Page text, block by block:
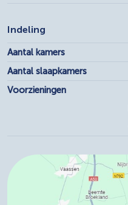
Indeling
Aantal kamers
Aantal slaapkamers
Voorzieningen